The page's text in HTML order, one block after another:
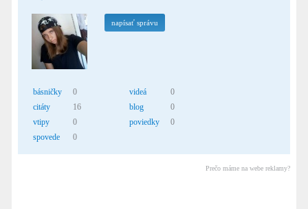
napísať správu
básničky
0
citáty
16
vtipy
0
spovede
0
videá
0
blog
0
poviedky
0
Prečo máme na webe reklamy?